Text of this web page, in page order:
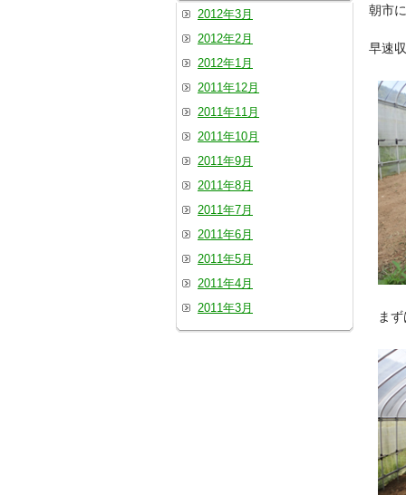
朝市
早速
ま
2012年3月
2012年2月
2012年1月
2011年12月
2011年11月
2011年10月
2011年9月
2011年8月
2011年7月
2011年6月
2011年5月
2011年4月
2011年3月